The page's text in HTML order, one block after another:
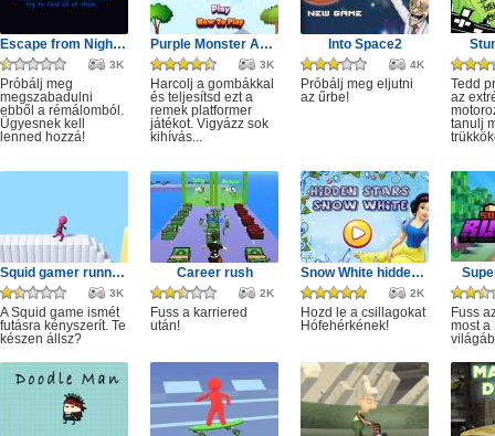
Escape from Nightmare
3K
Próbálj meg
megszabadulni
ebből a rémálomból.
Ügyesnek kell
lenned hozzá!
Purple Monster Adventure
3K
Harcolj a gombákkal
és teljesítsd ezt a
remek platformer
játékot. Vigyázz sok
kihívás...
Into Space2
4K
Próbálj meg eljutni
az űrbe!
Tedd
az
tanulj
Squid gamer runner obstacle
3K
A Squid game ismét
futásra kényszerít. Te
készen állsz?
Career rush
2K
Fuss a karriered
után!
Snow White hidden stars
2K
Hozd le a csillagokat
Hófehérkének!
Fuss
most a